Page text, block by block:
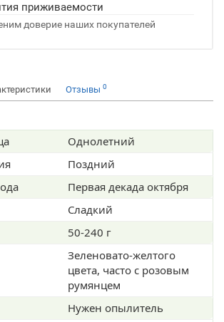
приживаемости
доверие наших покупателей
Отзывы 0
Однолетний
Поздний
Первая декада октября
Сладкий
50-240 г
Зеленовато-желтого
цвета, часто с розовым
румянцем
Нужен опылитель